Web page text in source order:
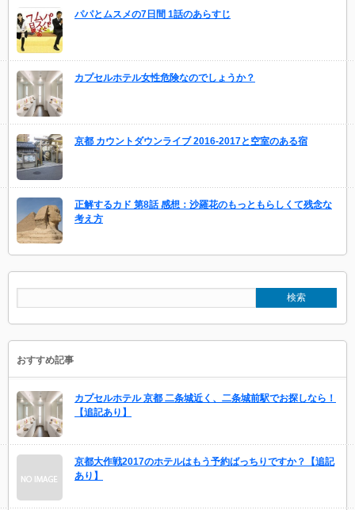
パパとムスメの7日間 1話のあらすじ
カプセルホテル女性危険なのでしょうか？
京都 カウントダウンライブ 2016-2017と空室のある宿
正解するカド 第8話 感想：沙羅花のもっともらしくて残念な
考え方
おすすめ記事
カプセルホテル 京都 二条城近く、二条城前駅でお探しなら！
【追記あり】
京都大作戦2017のホテルはもう予約ばっちりですか？【追記
あり】